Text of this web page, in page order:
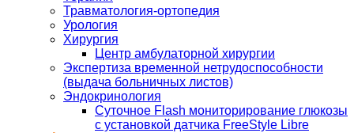
Травматология-ортопедия
Урология
Хирургия
Центр амбулаторной хирургии
Экспертиза временной нетрудоспособности
(выдача больничных листов)
Эндокринология
Суточное Flash мониторирование глюкозы
с установкой датчика FreeStyle Libre